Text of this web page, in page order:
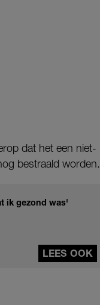
dat het een niet-
bestraald worden.
ik gezond was'
LEES OOK